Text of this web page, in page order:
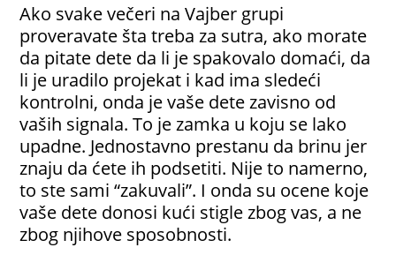
Ako svake večeri na Vajber grupi
proveravate šta treba za sutra, ako morate
da pitate dete da li je spakovalo domaći, da
li je uradilo projekat i kad ima sledeći
kontrolni, onda je vaše dete zavisno od
vaših signala. To je zamka u koju se lako
upadne. Jednostavno prestanu da brinu jer
znaju da ćete ih podsetiti. Nije to namerno,
to ste sami “zakuvali”. I onda su ocene koje
vaše dete donosi kući stigle zbog vas, a ne
zbog njihove sposobnosti.